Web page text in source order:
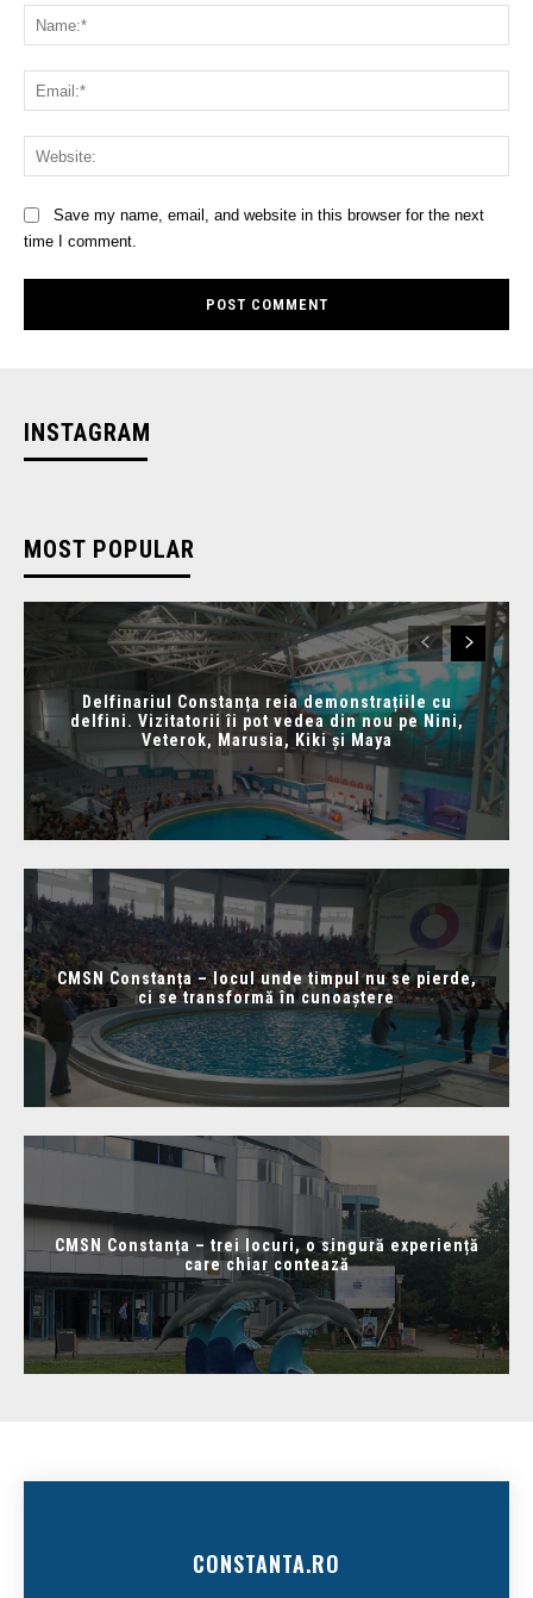
Save my name, email, and website in this browser for the next
time I comment.
INSTAGRAM
MOST POPULAR
Delfinariul Constanța reia demonstrațiile cu
delfini. Vizitatorii îi pot vedea din nou pe Nini,
Veterok, Marusia, Kiki și Maya
CMSN Constanța – locul unde timpul nu se pierde,
ci se transformă în cunoaștere
CMSN Constanța – trei locuri, o singură experiență
care chiar contează
CONSTANTA.RO